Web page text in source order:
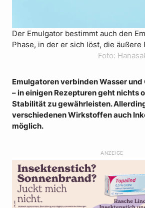
Der Emulgator bestimmt auch den
Phase, in der er sich löst, die äußere
Foto:
Emulgatoren verbinden Wasser und
– in einigen Rezepturen geht nichts
Stabilität zu gewährleisten.
verschiedenen Wirkstoffen auch
möglich.
ANZEIGE